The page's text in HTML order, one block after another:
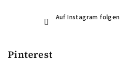
Auf Instagram folgen
Pinterest